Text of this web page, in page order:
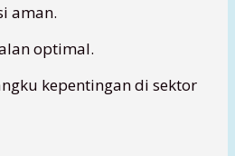
aman.
optimal.
kepentingan di sektor